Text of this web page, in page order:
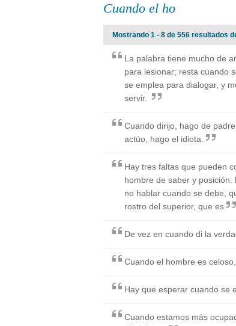
Cuando el ho
Mostrando 1 - 8 de 556 resultados
La palabra tiene mucho de
para lesionar; resta cuando
se emplea para dialogar, y
servir.
Cuando dirijo, hago de
actúo, hago el idiota.
Hay tres faltas que pueden
hombre de saber y
no hablar cuando se debe,
rostro del superior, que es
De vez en cuando di la
Cuando el hombre es
Hay que esperar cuando se
Cuando estamos más